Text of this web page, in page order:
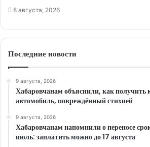
8 августа, 2026
Последние новости
9 августа, 2026
Хабаровчанам объяснили, как получить
автомобиль, повреждённый стихией
9 августа, 2026
Хабаровчанам напомнили о переносе
июль: заплатить можно до 17 августа